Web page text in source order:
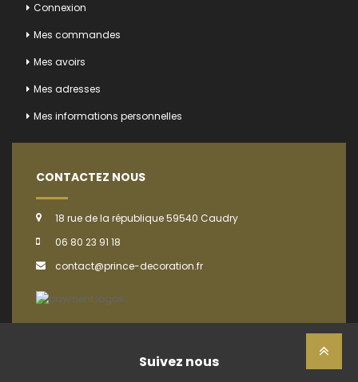
Connexion
Mes commandes
Mes avoirs
Mes adresses
Mes informations personnelles
CONTACTEZ NOUS
18 rue de la république 59540 Caudry
06 80 23 91 18
contact@prince-decoration.fr
Suivez nous